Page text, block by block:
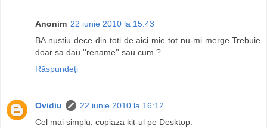
Anonim 22 iunie 2010 la 15:43
BA nustiu dece din toti de aici mie tot nu-mi merge.Trebuie
doar sa dau ''rename'' sau cum ?
Răspundeți
Ovidiu
22 iunie 2010 la 16:12
Cel mai simplu, copiaza kit-ul pe Desktop.